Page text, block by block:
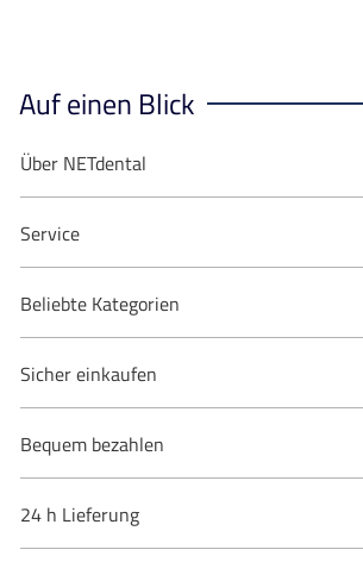
Auf einen Blick
Über NETdental
Service
Beliebte Kategorien
Sicher einkaufen
Bequem bezahlen
24 h Lieferung